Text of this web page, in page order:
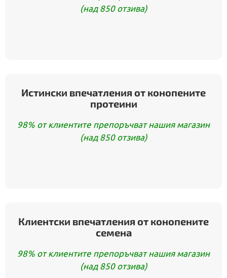
(над 850 отзива)
Истински впечатления от конопените
протеини
98% от клиентите препоръчват нашия магазин
(над 850 отзива)
Клиентски впечатления от конопените
семена
98% от клиентите препоръчват нашия магазин
(над 850 отзива)